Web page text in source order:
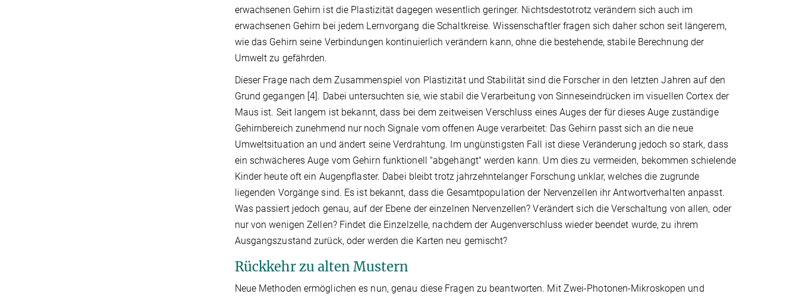
erwachsenen Gehirn ist die Plastizität dagegen wesentlich geringer. Nichtsdestotrotz verändern sich auch im
erwachsenen Gehirn bei jedem Lernvorgang die Schaltkreise. Wissenschaftler fragen sich daher schon seit längerem,
wie das Gehirn seine Verbindungen kontinuierlich verändern kann, ohne die bestehende, stabile Berechnung der
Umwelt zu gefährden.
Dieser Frage nach dem Zusammenspiel von Plastizität und Stabilität sind die Forscher in den letzten Jahren auf den
Grund gegangen [4]. Dabei untersuchten sie, wie stabil die Verarbeitung von Sinneseindrücken im visuellen Cortex der
Maus ist. Seit langem ist bekannt, dass bei dem zeitweisen Verschluss eines Auges der für dieses Auge zuständige
Gehirnbereich zunehmend nur noch Signale vom offenen Auge verarbeitet: Das Gehirn passt sich an die neue
Umweltsituation an und ändert seine Verdrahtung. Im ungünstigsten Fall ist diese Veränderung jedoch so stark, dass
ein schwächeres Auge vom Gehirn funktionell "abgehängt" werden kann. Um dies zu vermeiden, bekommen schielende
Kinder heute oft ein Augenpflaster. Dabei bleibt trotz jahrzehntelanger Forschung unklar, welches die zugrunde
liegenden Vorgänge sind. Es ist bekannt, dass die Gesamtpopulation der Nervenzellen ihr Antwortverhalten anpasst.
Was passiert jedoch genau, auf der Ebene der einzelnen Nervenzellen? Verändert sich die Verschaltung von allen, oder
nur von wenigen Zellen? Findet die Einzelzelle, nachdem der Augenverschluss wieder beendet wurde, zu ihrem
Ausgangszustand zurück, oder werden die Karten neu gemischt?
Rückkehr zu alten Mustern
Neue Methoden ermöglichen es nun, genau diese Fragen zu beantworten. Mit Zwei-Photonen-Mikroskopen und